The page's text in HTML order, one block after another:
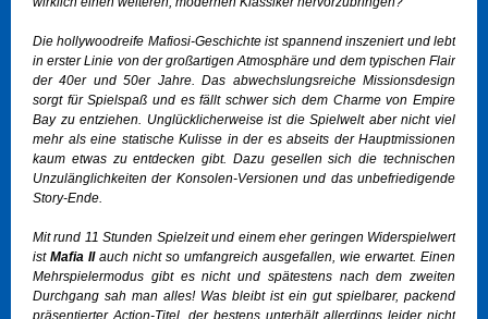
Die hollywoodreife Mafiosi-Geschichte ist spannend inszeniert und lebt
in erster Linie von der großartigen Atmosphäre und dem typischen Flair
der 40er und 50er Jahre. Das abwechslungsreiche Missionsdesign
sorgt für Spielspaß und es fällt schwer sich dem Charme von Empire
Bay zu entziehen. Unglücklicherweise ist die Spielwelt aber nicht viel
mehr als eine statische Kulisse in der es abseits der Hauptmissionen
kaum etwas zu entdecken gibt. Dazu gesellen sich die technischen
Unzulänglichkeiten der Konsolen-Versionen und das unbefriedigende
Story-Ende.
Mit rund 11 Stunden Spielzeit und einem eher geringen Widerspielwert
ist Mafia IIauch nicht so umfangreich ausgefallen, wie erwartet. Einen
Mehrspielermodus gibt es nicht und spätestens nach dem zweiten
Durchgang sah man alles! Was bleibt ist ein gut spielbarer, packend